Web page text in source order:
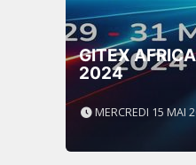
GITEX
2024
MERCREDI 15 MAI